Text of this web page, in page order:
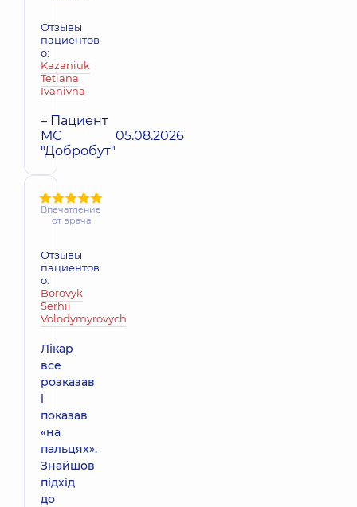
Отзывы
пациентов
о:
Kazaniuk
Tetiana
Ivanivna
– Пациент
МС
"Добробут"
05.08.2026
Впечатление
от врача
Отзывы
пациентов
о:
Borovyk
Serhii
Volodymyrovych
Лікар
все
розказав
і
показав
«на
пальцях».
Знайшов
підхід
до